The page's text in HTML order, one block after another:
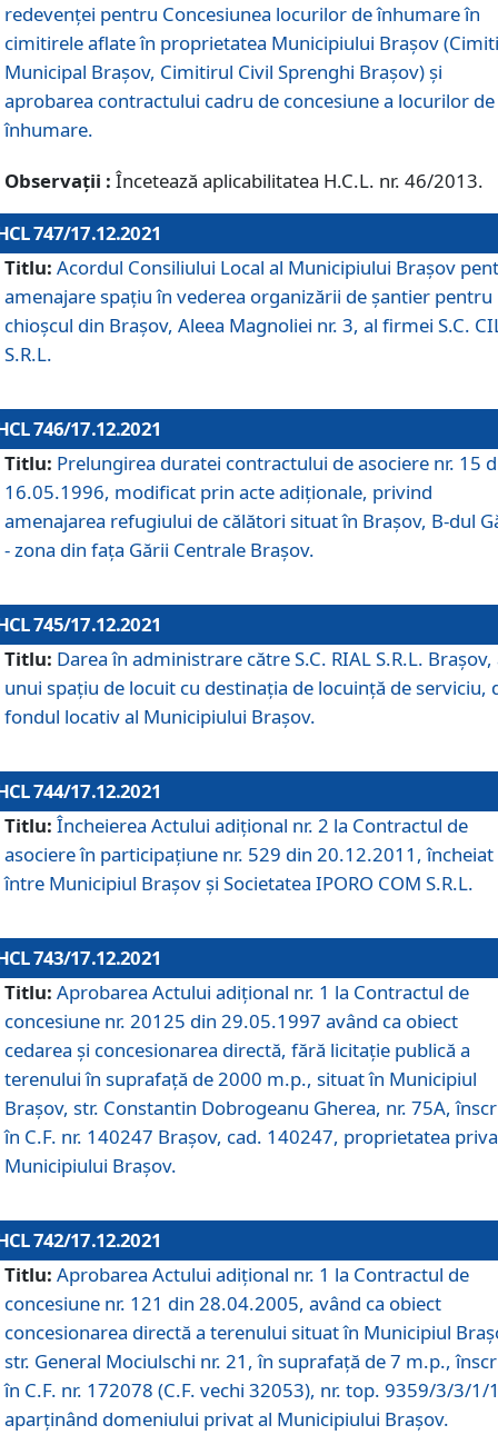
redevenţei pentru Concesiunea locurilor de înhumare în
cimitirele aflate în proprietatea Municipiului Braşov
Municipal Braşov, Cimitirul Civil Sprenghi Braşov) şi
aprobarea contractului cadru de concesiune a locurilor de
înhumare.
Observații : Încetează aplicabilitatea H.C.L. nr. 46/2013.
747/17.12.2021
Titlu: Acordul Consiliului Local al Municipiului Braşov
amenajare spațiu în vederea organizării de șantier pentru
chioșcul din Brașov, Aleea Magnoliei nr. 3, al firmei S.C.
S.R.L.
746/17.12.2021
Titlu: Prelungirea duratei contractului de asociere nr. 15
16.05.1996, modificat prin acte adiționale, privind
amenajarea refugiului de călători situat în Brașov, B-dul
- zona din faţa Gării Centrale Brașov.
745/17.12.2021
Titlu: Darea în administrare către S.C. RIAL S.R.L. Brașov,
unui spațiu de locuit cu destinația de locuință de serviciu,
fondul locativ al Municipiului Brașov.
744/17.12.2021
Titlu: Încheierea Actului adițional nr. 2 la Contractul de
asociere în participațiune nr. 529 din 20.12.2011, încheiat
între Municipiul Brașov și Societatea IPORO COM S.R.L.
743/17.12.2021
Titlu: Aprobarea Actului adiţional nr. 1 la Contractul de
concesiune nr. 20125 din 29.05.1997 având ca obiect
cedarea și concesionarea directă, fără licitație publică a
terenului în suprafață de 2000 m.p., situat în Municipiul
Brașov, str. Constantin Dobrogeanu Gherea, nr. 75A,
în C.F. nr. 140247 Brașov, cad. 140247, proprietatea
Municipiului Brașov.
742/17.12.2021
Titlu: Aprobarea Actului adiţional nr. 1 la Contractul de
concesiune nr. 121 din 28.04.2005, având ca obiect
concesionarea directă a terenului situat în Municipiul
str. General Mociulschi nr. 21, în suprafață de 7 m.p.,
în C.F. nr. 172078 (C.F. vechi 32053), nr. top. 9359/3/3/1/
aparținând domeniului privat al Municipiului Brașov.